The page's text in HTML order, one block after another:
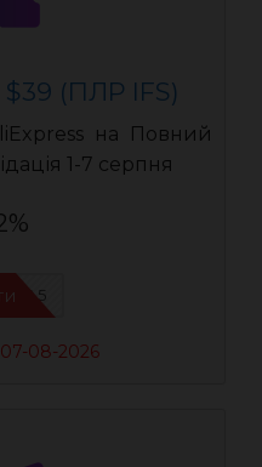
(ПЛР IFS)
на Повний
1-7 серпня
08-2026